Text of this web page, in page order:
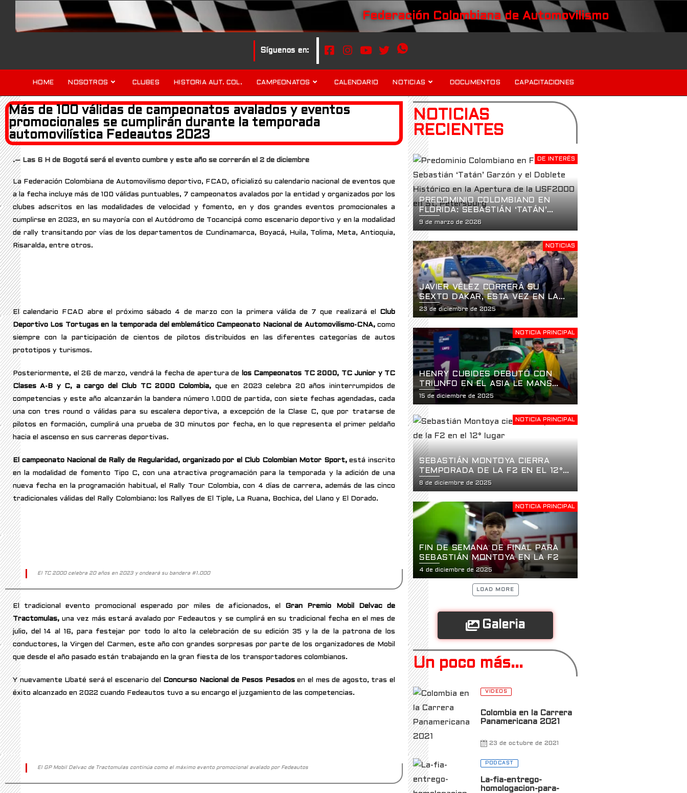
Federación Colombiana de Automovilismo
Síguenos en:
HOME NOSOTROS CLUBES HISTORIA AUT. COL. CAMPEONATOS CALENDARIO NOTICIAS DOCUMENTOS CAPACITACIONES
Más de 100 válidas de campeonatos avalados y eventos
promocionales se cumplirán durante la temporada
automovilística Fedeautos 2023
.– Las 6 H de Bogotá será el evento cumbre y este año se correrán el 2 de diciembre
La Federación Colombiana de Automovilismo deportivo, FCAD, oficializó su calendario nacional de eventos que
a la fecha incluye más de 100 válidas puntuables, 7 campeonatos avalados por la entidad y organizados por los
clubes adscritos en las modalidades de velocidad y fomento, en y dos grandes eventos promocionales a
cumplirse en 2023, en su mayoría con el Autódromo de Tocancipá como escenario deportivo y en la modalidad
de rally transitando por vías de los departamentos de Cundinamarca, Boyacá, Huila, Tolima, Meta, Antioquia,
Risaralda, entre otros.
El calendario FCAD abre el próximo sábado 4 de marzo con la primera válida de 7 que realizará el Club
Deportivo Los Tortugas en la temporada del emblemático Campeonato Nacional de Automovilismo-CNA,como
siempre con la participación de cientos de pilotos distribuidos en las diferentes categorías de autos
prototipos y turismos.
Posteriormente, el 26 de marzo, vendrá la fecha de apertura de
los Campeonatos TC 2000, TC Junior y TC
Clases A-B y C, a cargo del Club TC 2000 Colombia, que en 2023 celebra 20 años ininterrumpidos de
competencias y este año alcanzarán la bandera número 1.000 de partida, con siete fechas agendadas, cada
una con tres round o válidas para su escalera deportiva, a excepción de la Clase C, que por tratarse de
pilotos en formación, cumplirá una prueba de 30 minutos por fecha, en lo que representa el primer peldaño
hacia el ascenso en sus carreras deportivas.
El campeonato Nacional de Rally de Regularidad, organizado por el Club Colombian Motor Sport,está inscrito
en la modalidad de fomento Tipo C, con una atractiva programación para la temporada y la adición de una
nueva fecha en la programación habitual, el Rally Tour Colombia, con 4 días de carrera, además de las cinco
tradicionales válidas del Rally Colombiano: los Rallyes de El Tiple, La Ruana, Bochica, del Llano y El Dorado.
El TC 2000 celebra 20 años en 2023 y ondeará su bandera #1.000
El tradicional evento promocional esperado por miles de aficionados, el Gran Premio Mobil Delvac de
Tractomulas, una vez más estará avalado por Fedeautos y se cumplirá en su tradicional fecha en el mes de
julio, del 14 al 16, para festejar por todo lo alto la celebración de su edición 35 y la de la patrona de los
conductores, la Virgen del Carmen, este año con grandes sorpresas por parte de los organizadores de Mobil
que desde el año pasado están trabajando en la gran fiesta de los transportadores colombianos.
Y nuevamente Ubaté será el escenario del Concurso Nacional de Pesos Pesadosen el mes de agosto, tras el
éxito alcanzado en 2022 cuando Fedeautos tuvo a su encargo el juzgamiento de las competencias.
El GP Mobil Delvac de Tractomulas continúa como el máximo evento promocional avalado por Fedeautos
NOTICIAS
RECIENTES
DE INTERÉS
PREDOMINIO COLOMBIANO EN
FLORIDA: SEBASTIÁN ‘TATÁN’
GARZÓN Y EL DOBLETE
HISTÓRICO EN LA APERTURA DE
LA USF2000 EN ST. PETERSBURG
9 de marzo de 2026
NOTICIAS
JAVIER VÉLEZ CORRERÁ SU
SEXTO DAKAR, ESTA VEZ EN LA
CATEGORÍA DAKAR CLASSIC
23 de diciembre de 2025
NOTICIA PRINCIPAL
HENRY CUBIDES DEBUTÓ CON
TRIUNFO EN EL ASIA LE MANS
SERIES
15 de diciembre de 2025
NOTICIA PRINCIPAL
SEBASTIÁN MONTOYA CIERRA
TEMPORADA DE LA F2 EN EL 12°
LUGAR
8 de diciembre de 2025
NOTICIA PRINCIPAL
FIN DE SEMANA DE FINAL PARA
SEBASTIÁN MONTOYA EN LA F2
4 de diciembre de 2025
LOAD MORE
Galeria
Un poco más...
VIDEOS
Colombia en la Carrera
Panamericana 2021
23 de octubre de 2021
PODCAST
La-fia-entrego-
homologacion-para-